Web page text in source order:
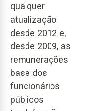
qualquer
atualização
desde 2012 e,
desde 2009, as
remunerações
base dos
funcionários
públicos